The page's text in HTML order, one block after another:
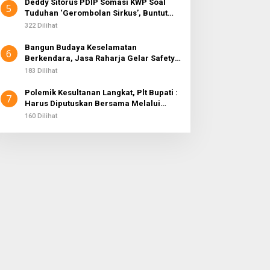
5
Deddy Sitorus PDIP Somasi KWP Soal
Tuduhan ‘Gerombolan Sirkus’, Buntut
Rapat Komisi II Dipimpin Sufmi Dasco
322 Dilihat
6
Bangun Budaya Keselamatan
Berkendara, Jasa Raharja Gelar Safety
Campaign di PT Pasifik Medan Industri
183 Dilihat
7
Polemik Kesultanan Langkat, Plt Bupati :
Harus Diputuskan Bersama Melalui
Forum Dialog
160 Dilihat